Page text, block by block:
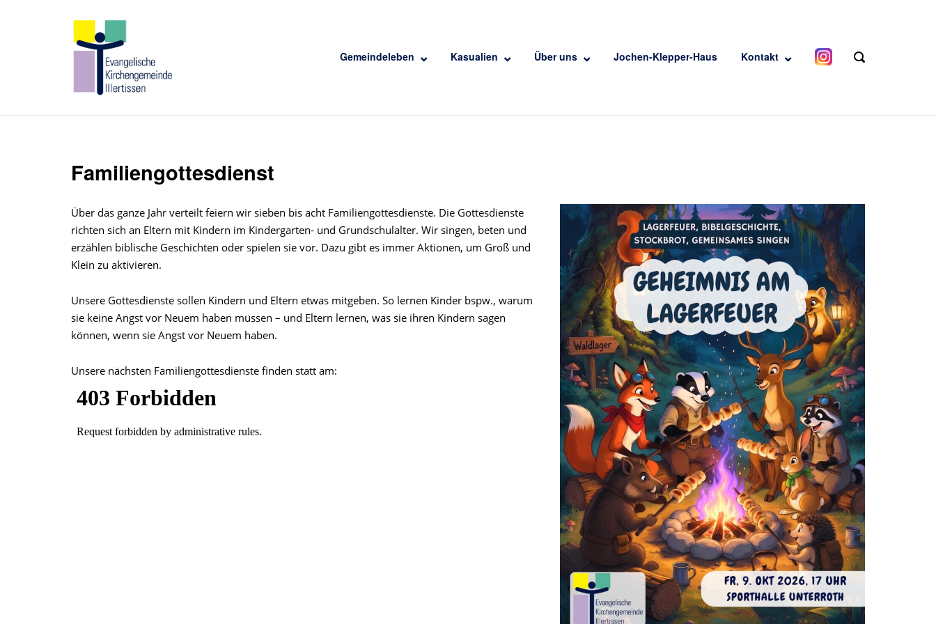
Home
Gemeindeleben Kasualien Über uns Jochen-Klepper-Haus Kontakt
OPEN
Familiengottesdienst
Über das ganze Jahr verteilt feiern wir sieben bis acht Familiengottesdienste. Die Gottesdienste
richten sich an Eltern mit Kindern im Kindergarten- und Grundschulalter. Wir singen, beten und
erzählen biblische Geschichten oder spielen sie vor. Dazu gibt es immer Aktionen, um Groß und
Klein zu aktivieren.
Unsere Gottesdienste sollen Kindern und Eltern etwas mitgeben. So lernen Kinder bspw., warum
sie keine Angst vor Neuem haben müssen – und Eltern lernen, was sie ihren Kindern sagen
können, wenn sie Angst vor Neuem haben.
Unsere nächsten Familiengottesdienste finden statt am: